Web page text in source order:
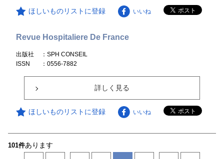
ほしいものリストに登録 いいね
Revue Hospitaliere De France
出版社
：SPH CONSEIL
ISSN
：0556-7882
詳しく見る
ほしいものリストに登録 いいね
101件あります